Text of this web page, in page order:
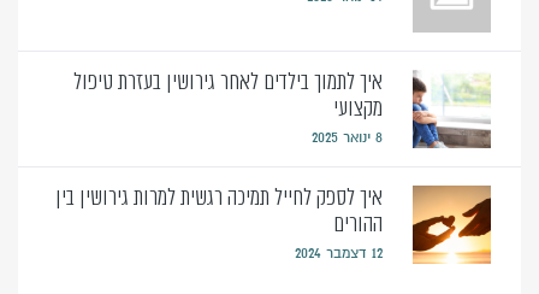
איך לתמוך בילדים לאחר גירושין בעזרת טיפול
מקצועי
8 ינואר 2025
איך לספק לחייל תמיכה רגשית למרות גירושין בין
ההורים
12 דצמבר 2024